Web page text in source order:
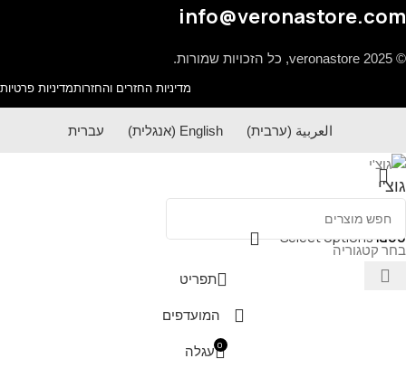
info@veronastore.com
© 2025 veronastore, כל הזכויות שמורות.
מדיניות החזרים והחזרותמדיניות פרטיות
العربية (ערבית)
English
(אנגלית) עברית
בחר קטגוריה
גוצ'י
₪60
Select options
תפריט
המועדפים
0 עגלה